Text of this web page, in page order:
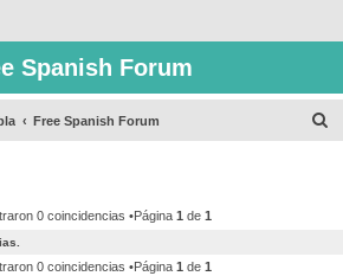
Spanish Forum
Free Spanish Forum
0 coincidencias •Página 1 de 1
0 coincidencias •Página 1 de 1